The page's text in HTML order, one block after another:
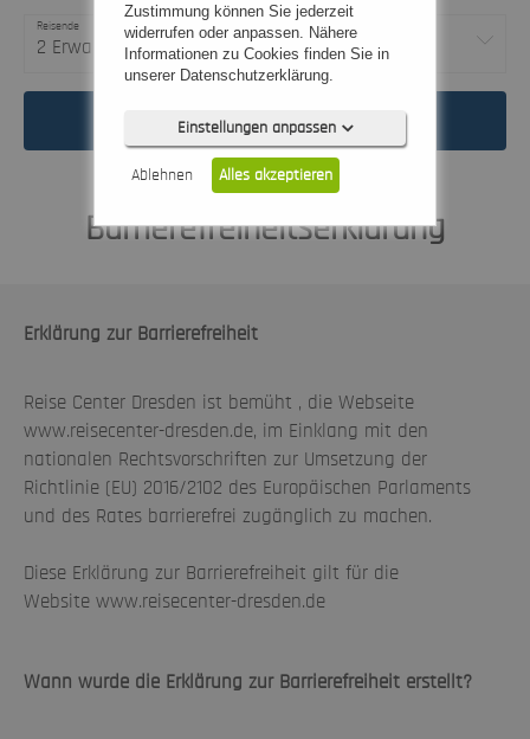
Reisende
2 Erwachsene
Jetzt Traumurlaub finden
Barrierefreiheitserklärung
Erklärung zur Barrierefreiheit
Reise Center Dresden ist bemüht , die Webseite
www.reisecenter-dresden.de, im Einklang mit den
nationalen Rechtsvorschriften zur Umsetzung der
Richtlinie (EU) 2016/2102 des Europäischen Parlaments
und des Rates barrierefrei zugänglich zu machen.
Diese Erklärung zur Barrierefreiheit gilt für die
Website www.reisecenter-dresden.de
Wann wurde die Erklärung zur Barrierefreiheit erstellt?
Zustimmung können Sie jederzeit
widerrufen oder anpassen. Nähere
Informationen zu Cookies finden Sie in
unserer Datenschutzerklärung.
Einstellungen anpassen
Ablehnen Alles akzeptieren
Notwendig (0)
Statistiken (0)
Marketing (0)
Unspezifiziert (0)
Keine Cookies erforderlich.